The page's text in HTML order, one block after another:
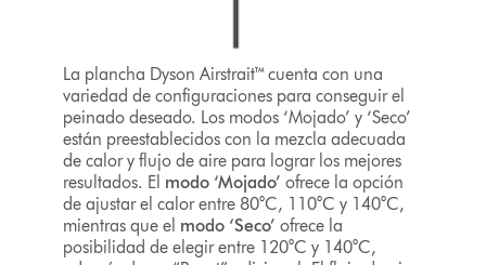
La plancha Dyson Airstrait™ cuenta con una
variedad de configuraciones para conseguir el
peinado deseado. Los modos ‘Mojado’ y ‘Seco’
están preestablecidos con la mezcla adecuada
de calor y flujo de aire para lograr los mejores
resultados. El modo ‘Mojado’ ofrece la opción
de ajustar el calor entre 80°C, 110°C y 140°C,
mientras que el modo ‘Seco’ ofrece la
posibilidad de elegir entre 120°C y 140°C,